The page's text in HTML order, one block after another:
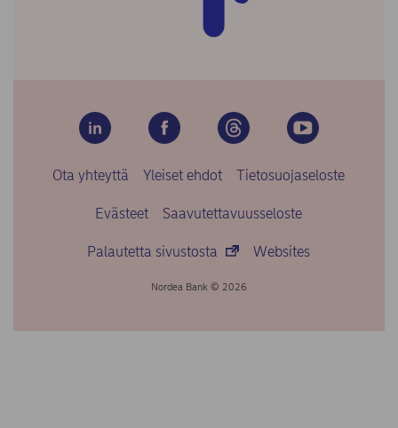
Ota yhteyttä Yleiset ehdot Tietosuojaseloste
Evästeet Saavutettavuusseloste
Palautetta sivustosta Websites
Nordea Bank © 2026